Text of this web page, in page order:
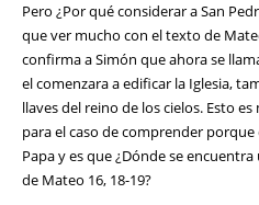
Pero ¿Por qué considerar a San
que ver mucho con el texto de
confirma a Simón que ahora se
el comenzara a edificar la Iglesia,
llaves del reino de los cielos. Esto
para el caso de comprender
Papa y es que ¿Dónde se
de Mateo 16, 18-19?